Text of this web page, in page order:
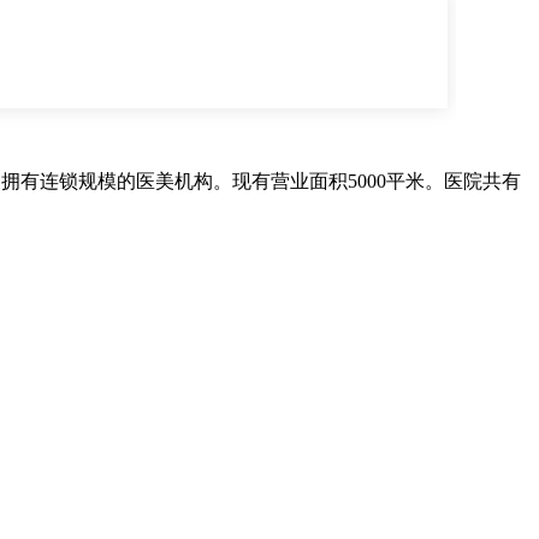
有连锁规模的医美机构。现有营业面积5000平米。医院共有